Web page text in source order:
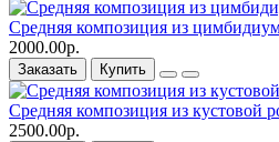
Средняя композиция из
2000.00р.
Заказать Купить
Средняя композиция из кустовой
2500.00р.